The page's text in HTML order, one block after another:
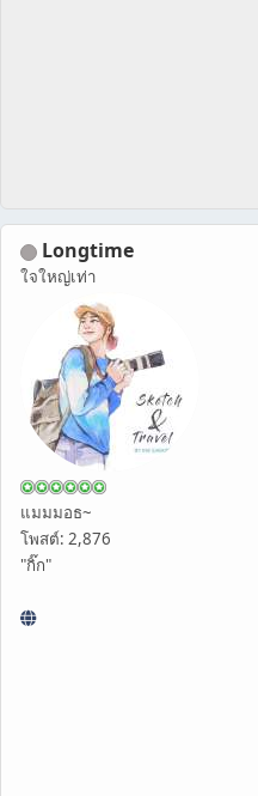
Longtime
ใจใหญ่เท่า
แมมมอธ~
โพสต์: 2,876
"กิ๊ก"